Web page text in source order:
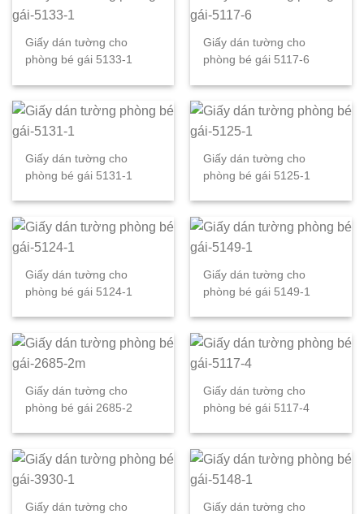
Giấy dán tường cho
phòng bé gái 5133-1
Giấy dán tường cho
phòng bé gái 5117-6
Giấy dán tường cho
phòng bé gái 5131-1
Giấy dán tường cho
phòng bé gái 5125-1
Giấy dán tường cho
phòng bé gái 5124-1
Giấy dán tường cho
phòng bé gái 5149-1
Giấy dán tường cho
phòng bé gái 2685-2
Giấy dán tường cho
phòng bé gái 5117-4
Giấy dán tường cho
Giấy dán tường cho